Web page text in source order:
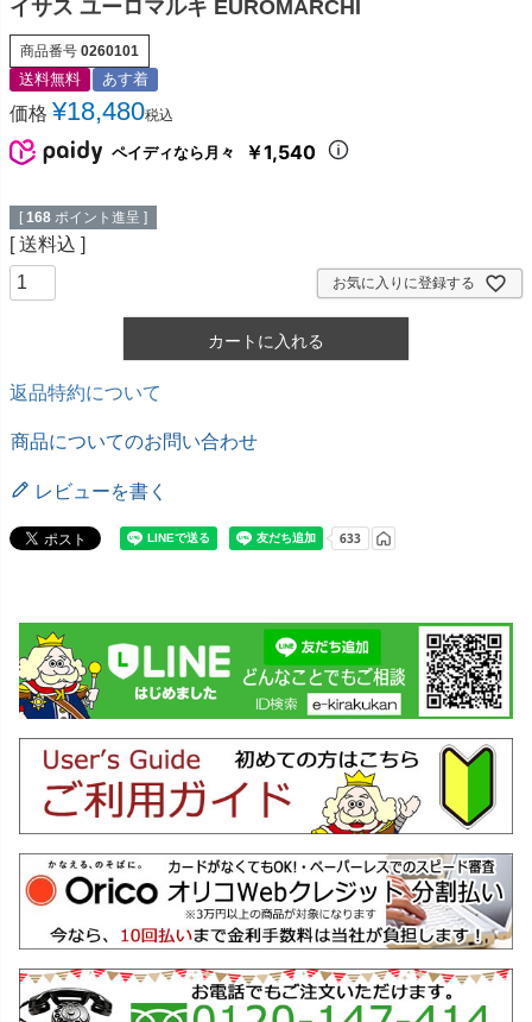
イサス ユーロマルキ EUROMARCHI
商品番号 0260101
送料無料 あす着
価格 ¥18,480税込
ペイディなら月々 ￥1,540
[ 168 ポイント進呈 ]
送料込
お気に入りに登録する
カートに入れる
返品特約について
商品についてのお問い合わせ
レビューを書く